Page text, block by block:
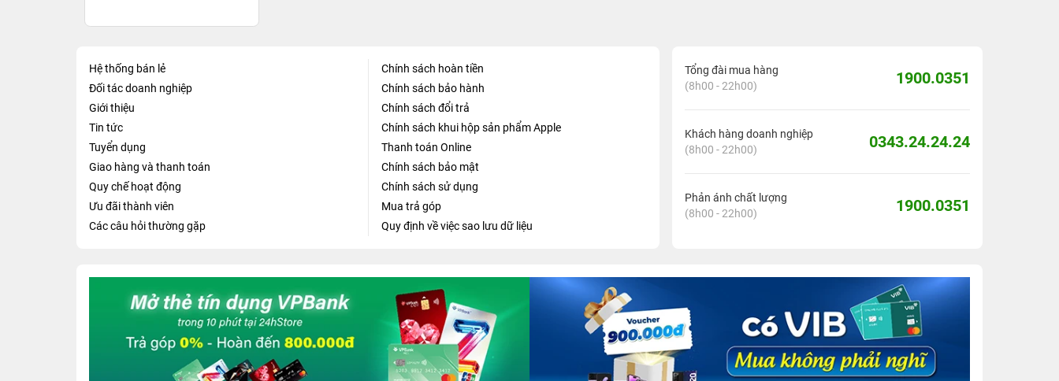
Hệ thống bán lẻ
Đối tác doanh nghiệp
Giới thiệu
Tin tức
Tuyển dụng
Giao hàng và thanh toán
Quy chế hoạt động
Ưu đãi thành viên
Các câu hỏi thường gặp
Chính sách hoàn tiền
Chính sách bảo hành
Chính sách đổi trả
Chính sách khui hộp sản phẩm Apple
Thanh toán Online
Chính sách bảo mật
Chính sách sử dụng
Mua trả góp
Quy định về việc sao lưu dữ liệu
Tổng đài mua hàng
(8h00 - 22h00)
1900.0351
Khách hàng doanh nghiệp
(8h00 - 22h00)
0343.24.24.24
Phản ánh chất lượng
(8h00 - 22h00)
1900.0351